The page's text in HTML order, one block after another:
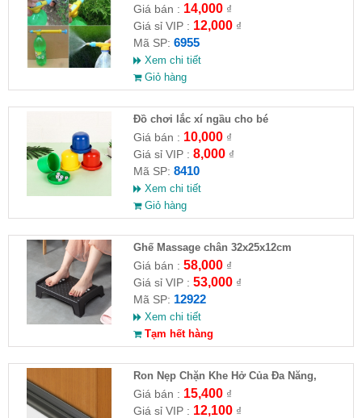
Giá bán : 14,000₫
Giá sỉ VIP : 12,000₫
Mã SP: 6955
Xem chi tiết
Giỏ hàng
Đồ chơi lắc xí ngầu cho bé
Giá bán : 10,000₫
Giá sỉ VIP : 8,000₫
Mã SP: 8410
Xem chi tiết
Giỏ hàng
Ghế Massage chân 32x25x12cm
Giá bán : 58,000₫
Giá sỉ VIP : 53,000₫
Mã SP: 12922
Xem chi tiết
Tạm hết hàng
Ron Nẹp Chặn Khe Hở Của Đa Năng,
Chống Côn Trùng( HĐ )
Giá bán : 15,400₫
Giá sỉ VIP : 12,100₫